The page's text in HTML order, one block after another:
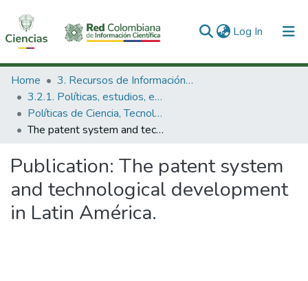
Log In (current)
Communities & Collections
All of DSpace
Statistics
Home
3. Recursos de Información Científica y Tecnológica
3.2.1. Políticas, estudios, evaluaciones e indicadores de CTeI
Políticas de Ciencia, Tecnología e Innovación
The patent system and technological development in Latin América.
Publication: The patent system
and technological development
in Latin América.